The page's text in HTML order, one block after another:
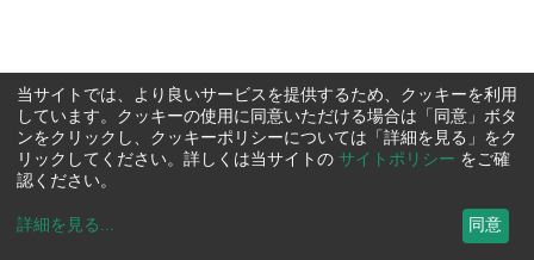
当サイトでは、より良いサービスを提供するため、クッキーを利用
しています。クッキーの使用に同意いただける場合は「同意」ボタ
ンをクリックし、クッキーポリシーについては「詳細を見る」をク
リックしてください。詳しくは当サイトの サイトポリシー をご確
認ください。
詳細を見る ... 同意